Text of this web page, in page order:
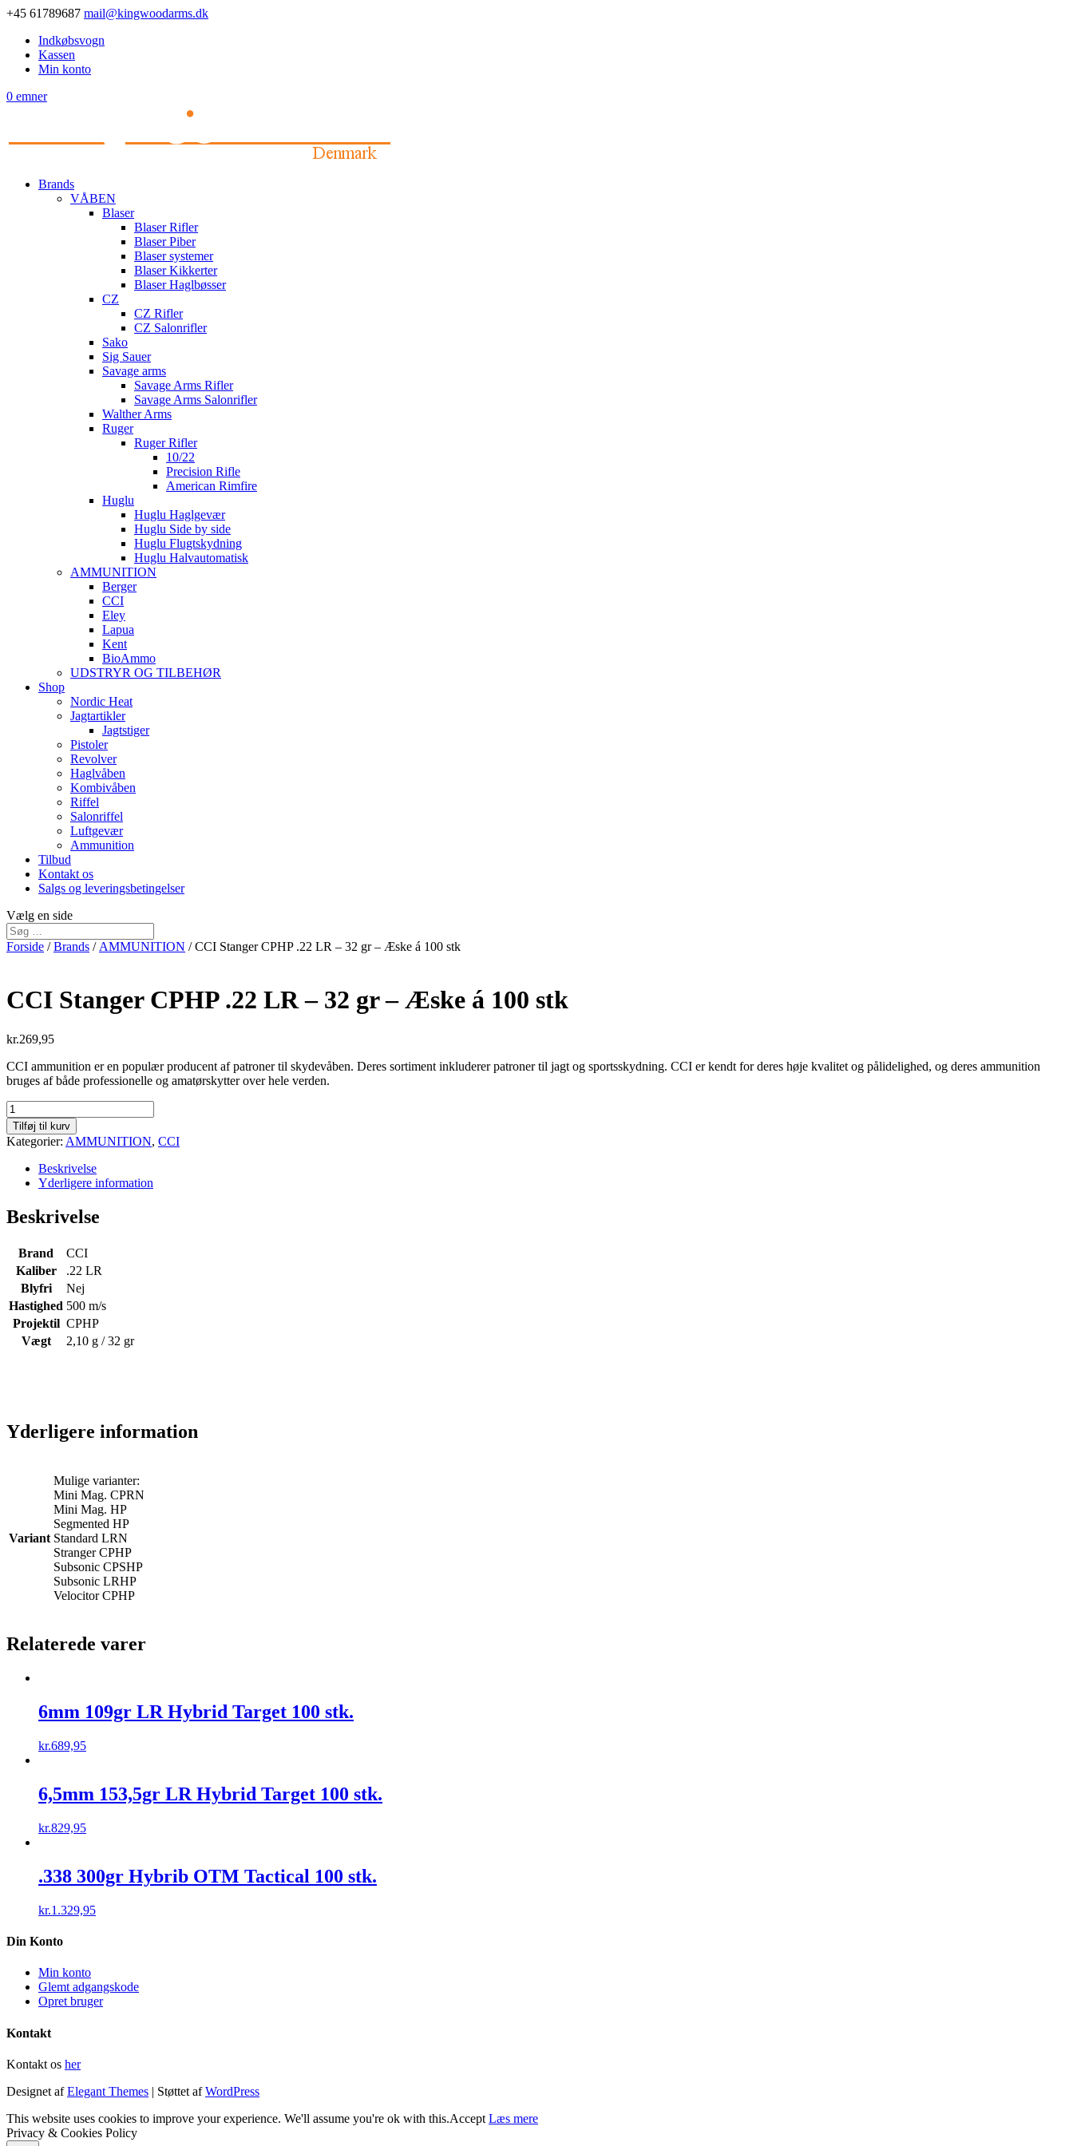
+45 61789687 mail@kingwoodarms.dk
Indkøbsvogn
Kassen
Min konto
0 emner
Brands
VÅBEN
Blaser
Blaser Rifler
Blaser Piber
Blaser systemer
Blaser Kikkerter
Blaser Haglbøsser
CZ
CZ Rifler
CZ Salonrifler
Sako
Sig Sauer
Savage arms
Savage Arms Rifler
Savage Arms Salonrifler
Walther Arms
Ruger
Ruger Rifler
10/22
Precision Rifle
American Rimfire
Huglu
Huglu Haglgevær
Huglu Side by side
Huglu Flugtskydning
Huglu Halvautomatisk
AMMUNITION
Berger
CCI
Eley
Lapua
Kent
BioAmmo
UDSTRYR OG TILBEHØR
Shop
Nordic Heat
Jagtartikler
Jagtstiger
Pistoler
Revolver
Haglvåben
Kombivåben
Riffel
Salonriffel
Luftgevær
Ammunition
Tilbud
Kontakt os
Salgs og leveringsbetingelser
Vælg en side
Forside /Brands / AMMUNITION / CCI Stanger CPHP .22 LR – 32 gr – Æske á 100 stk
CCI Stanger CPHP .22 LR – 32 gr – Æske á 100 stk
kr.269,95
CCI ammunition er en populær producent af patroner til skydevåben. Deres sortiment inkluderer patroner til jagt og sportsskydning. CCI er kendt for deres høje kvalitet og pålidelighed, og deres ammunition
bruges af både professionelle og amatørskytter over hele verden.
CCI
Stanger
CPHP
.22
gr
-
100
stk
antal
Tilføj til kurv
Kategorier: AMMUNITION, CCI
Beskrivelse
Yderligere information
Beskrivelse
Brand
CCI
Kaliber
.22 LR
Blyfri
Nej
Hastighed 500 m/s
Projektil CPHP
Vægt
2,10 g / 32 gr
Yderligere information
Variant
Mulige varianter:
Mini Mag. CPRN
Mini Mag. HP
Segmented HP
Standard LRN
Stranger CPHP
Subsonic CPSHP
Subsonic LRHP
Velocitor CPHP
Relaterede varer
6mm 109gr LR Hybrid Target 100 stk.
kr.689,95
6,5mm 153,5gr LR Hybrid Target 100 stk.
kr.829,95
.338 300gr Hybrib OTM Tactical 100 stk.
kr.1.329,95
Din Konto
Min konto
Glemt adgangskode
Opret bruger
Kontakt
Kontakt os her
Designet afElegant Themes | Støttet afWordPress
This website uses cookies to improve your experience. We'll assume you're ok with this.Accept Læs mere
Privacy & Cookies Policy